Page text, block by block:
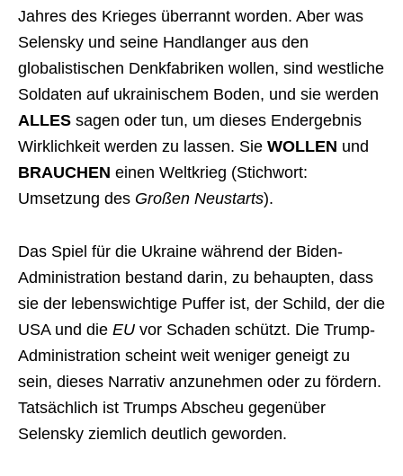
Jahres des Krieges überrannt worden. Aber was
Selensky und seine Handlanger aus den
globalistischen Denkfabriken wollen, sind westliche
Soldaten auf ukrainischem Boden, und sie werden
ALLES sagen oder tun, um dieses Endergebnis
Wirklichkeit werden zu lassen. Sie WOLLEN und
BRAUCHEN einen Weltkrieg (Stichwort:
Umsetzung des Großen Neustarts).
Das Spiel für die Ukraine während der Biden-
Administration bestand darin, zu behaupten, dass
sie der lebenswichtige Puffer ist, der Schild, der die
USA und die EU vor Schaden schützt. Die Trump-
Administration scheint weit weniger geneigt zu
sein, dieses Narrativ anzunehmen oder zu fördern.
Tatsächlich ist Trumps Abscheu gegenüber
Selensky ziemlich deutlich geworden.